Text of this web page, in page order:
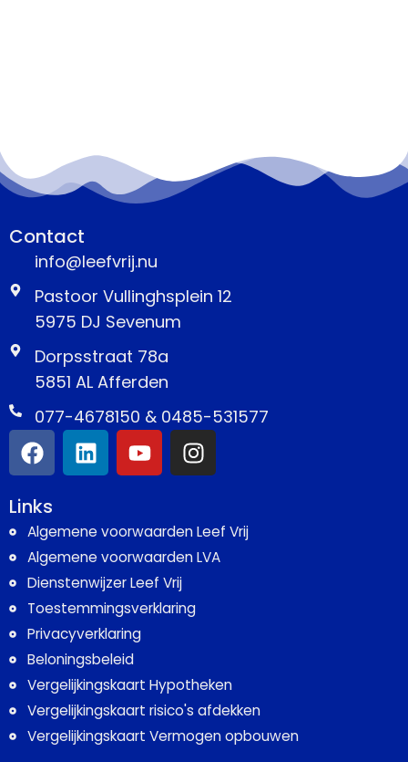
Contact
info@leefvrij.nu
Pastoor Vullinghsplein 12
5975 DJ Sevenum
Dorpsstraat 78a
5851 AL Afferden
077-4678150 & 0485-531577
Links
Algemene voorwaarden Leef Vrij
Algemene voorwaarden LVA
Dienstenwijzer Leef Vrij
Toestemmingsverklaring
Privacyverklaring
Beloningsbeleid
Vergelijkingskaart Hypotheken
Vergelijkingskaart risico's afdekken
Vergelijkingskaart Vermogen opbouwen